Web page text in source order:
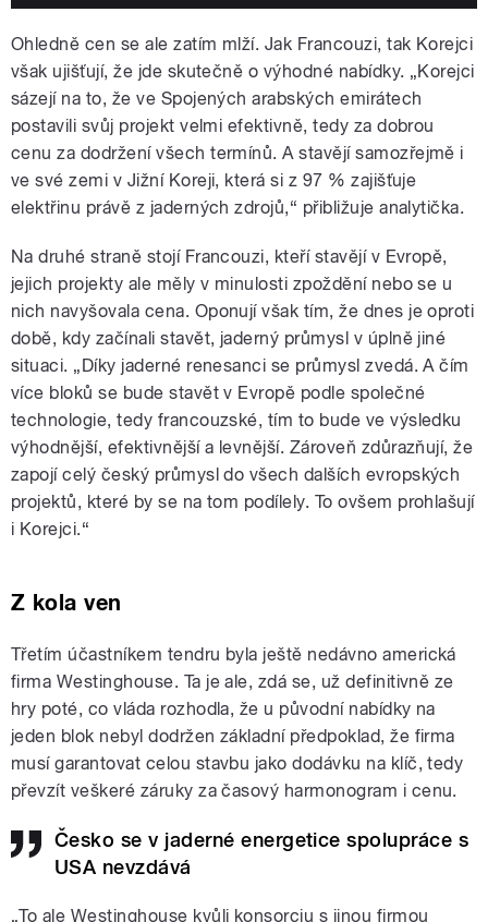
Ohledně cen se ale zatím mlží. Jak Francouzi, tak Korejci
však ujišťují, že jde skutečně o výhodné nabídky. „Korejci
sázejí na to, že ve Spojených arabských emirátech
postavili svůj projekt velmi efektivně, tedy za dobrou
cenu za dodržení všech termínů. A stavějí samozřejmě i
ve své zemi v Jižní Koreji, která si z 97 % zajišťuje
elektřinu právě z jaderných zdrojů,“ přibližuje analytička.
Na druhé straně stojí Francouzi, kteří stavějí v Evropě,
jejich projekty ale měly v minulosti zpoždění nebo se u
nich navyšovala cena. Oponují však tím, že dnes je oproti
době, kdy začínali stavět, jaderný průmysl v úplně jiné
situaci. „Díky jaderné renesanci se průmysl zvedá. A čím
více bloků se bude stavět v Evropě podle společné
technologie, tedy francouzské, tím to bude ve výsledku
výhodnější, efektivnější a levnější. Zároveň zdůrazňují, že
zapojí celý český průmysl do všech dalších evropských
projektů, které by se na tom podílely. To ovšem prohlašují
i Korejci.“
Z kola ven
Třetím účastníkem tendru byla ještě nedávno americká
firma Westinghouse. Ta je ale, zdá se, už definitivně ze
hry poté, co vláda rozhodla, že u původní nabídky na
jeden blok nebyl dodržen základní předpoklad, že firma
musí garantovat celou stavbu jako dodávku na klíč, tedy
převzít veškeré záruky za časový harmonogram i cenu.
Česko se v jaderné energetice spolupráce s
USA nevzdává
„To ale Westinghouse kvůli konsorciu s jinou firmou